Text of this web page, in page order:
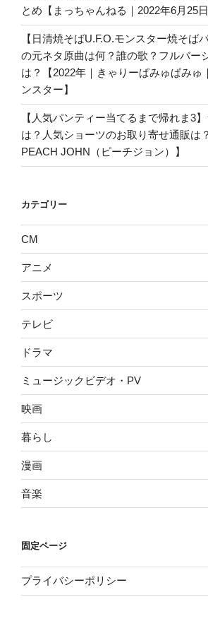
とめ【まっちゃんねる｜2022年6月25日
【日清焼そばU.F.O.モンスター焼そば
の元ネタ原曲は何？誰の歌？フルバー
は？【2022年｜きゃりーぱみゅぱみゅ
ンスター】
【人気パンティー当てるまで帰れま3
は？人気ショーツのお取り寄せ通販は
PEACH JOHN（ピーチジョン）】
カテゴリー
CM
アニメ
スポーツ
テレビ
ドラマ
ミュージックビデオ・PV
映画
暮らし
漫画
音楽
固定ページ
プライバシーポリシー